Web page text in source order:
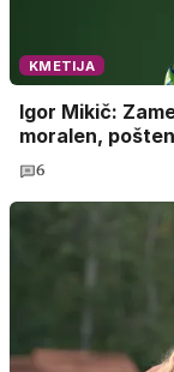
KMETIJA
Igor Mikič:
moralen,
6